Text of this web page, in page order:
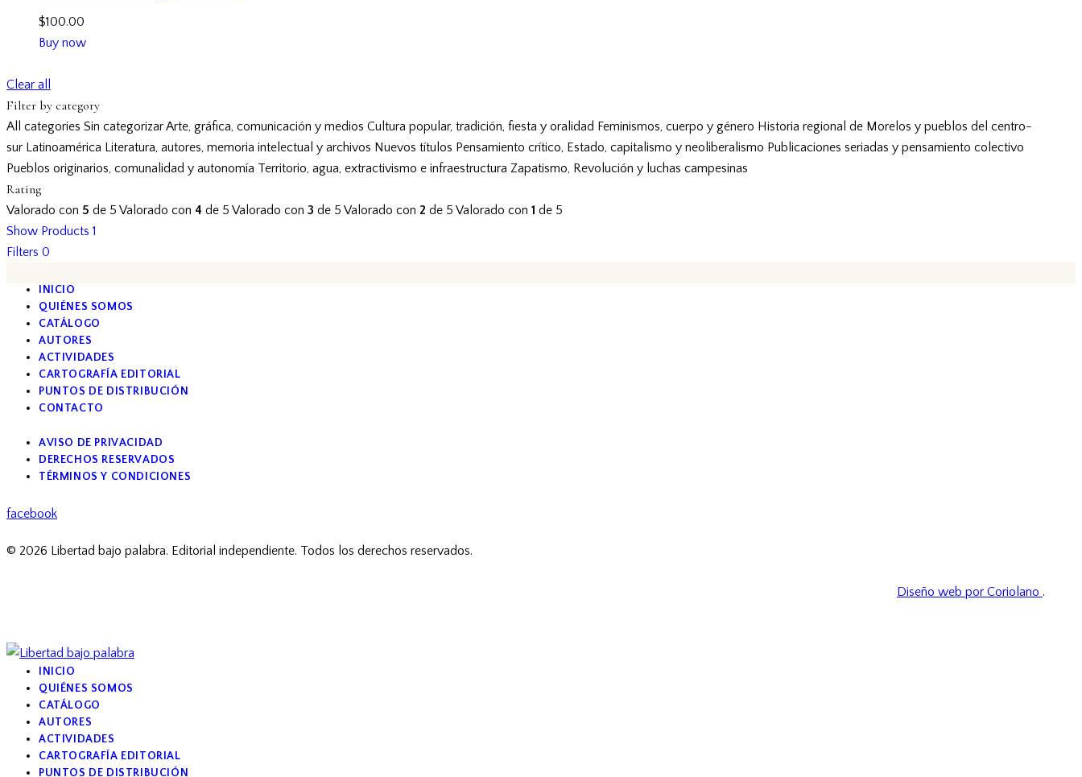
$100.00
Buy now
Clear all
Filter by category
All categories Sin categorizarArte, gráfica, comunicación y medios Cultura popular, tradición, fiesta y oralidad Feminismos, cuerpo y género Historia regional de Morelos y pueblos del centro-
sur Latinoamérica Literatura, autores, memoria intelectual y archivos Nuevos títulos Pensamiento crítico, Estado, capitalismo y neoliberalismo Publicaciones seriadas y pensamiento colectivo
Pueblos originarios, comunalidad y autonomía Territorio, agua, extractivismo e infraestructura Zapatismo, Revolución y luchas campesinas
Rating
Valorado con 5 de 5 Valorado con 4 de 5 Valorado con 3 de 5 Valorado con 2 de 5 Valorado con 1 de 5
Show Products 1
Filters 0
INICIO
QUIÉNES SOMOS
CATÁLOGO
AUTORES
ACTIVIDADES
CARTOGRAFÍA EDITORIAL
PUNTOS DE DISTRIBUCIÓN
CONTACTO
AVISO DE PRIVACIDAD
DERECHOS RESERVADOS
TÉRMINOS Y CONDICIONES
facebook
© 2026 Libertad bajo palabra. Editorial independiente. Todos los derechos reservados.
Diseño web por Coriolano .
INICIO
QUIÉNES SOMOS
CATÁLOGO
AUTORES
ACTIVIDADES
CARTOGRAFÍA EDITORIAL
PUNTOS DE DISTRIBUCIÓN